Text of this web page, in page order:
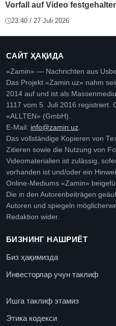
Vorfall auf Video
23:40 / 27 Juli 2026
САЙТ ҲАҚИДА
«Zamin» — Nachrichten aus
Das Projekt «Zamin.uz» nahm
2014 auf und ist als
1117 vom 5. Juli 2016 registriert.
«ALLTEN» (GmbH).
E-Mail: info@zamin.uz.
Das vollständige Kopieren von
Zitieren sowie die Nutzung von
Videomaterialien ist zulässig,
vorhanden ist und/oder ein
Online-Mediums «Zamin»
Die in den Autorenbeiträgen
Autoren und spiegeln
Redaktion wider.
БИЗНИНГ НАШРИЁТ
Биз ҳақимизда
Инвесторлар учун таклиф
Ишга таклиф этамиз
Этика кодекси